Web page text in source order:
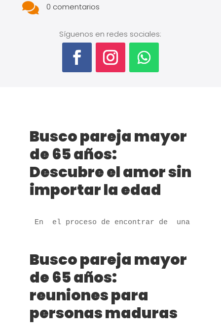
 0 comentarios
Síguenos en redes sociales:
Busco pareja mayor
de 65 años:
Descubre el amor sin
importar la edad
Busco pareja mayor
de 65 años:
reuniones para
personas maduras